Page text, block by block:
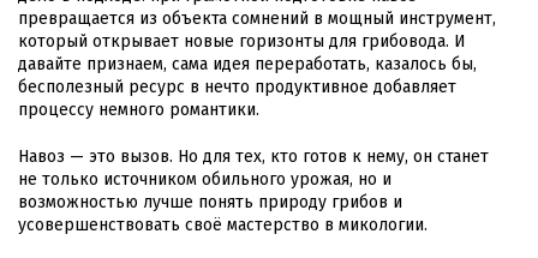
превращается из объекта сомнений в мощный инструмент,
который открывает новые горизонты для грибовода. И
давайте признаем, сама идея переработать, казалось бы,
бесполезный ресурс в нечто продуктивное добавляет
процессу немного романтики.
Навоз — это вызов. Но для тех, кто готов к нему, он станет
не только источником обильного урожая, но и
возможностью лучше понять природу грибов и
усовершенствовать своё мастерство в микологии.